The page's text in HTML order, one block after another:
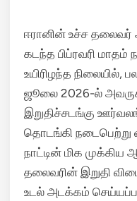
ஈரானின் உச்ச
கடந்த பிப்ரவரி
உயிரிழந்த நிலையில்,
ஜூலை 2026-ல்
இறுதிச்சடங்கு
தொடங்கி நடைபெற்று
நாட்டின் மிக
தலைவரின் இறுதி
உடல் அடக்கம்